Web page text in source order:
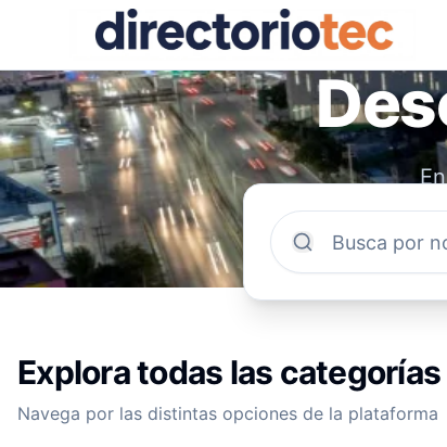
Explora todas las categorías
Navega por las distintas opciones de la plataforma